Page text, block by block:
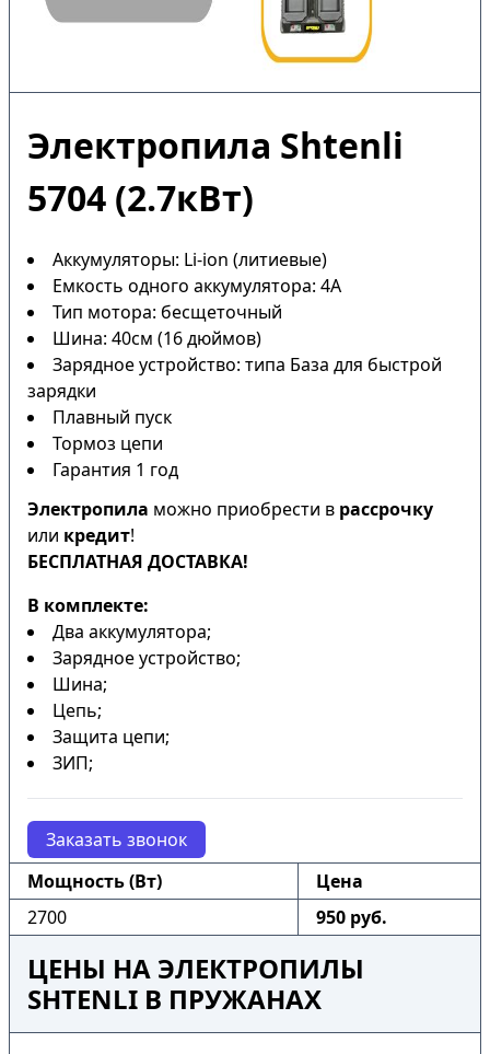
Электропила Shtenli
5704 (2.7кВт)
Аккумуляторы: Li-ion (литиевые)
Емкость одного аккумулятора: 4А
Тип мотора: бесщеточный
Шина: 40см (16 дюймов)
Зарядное устройство: типа База для быстрой
зарядки
Плавный пуск
Тормоз цепи
Гарантия 1 год
Электропила можно приобрести в рассрочку
или кредит!
БЕСПЛАТНАЯ ДОСТАВКА!
В комплекте:
Два аккумулятора;
Зарядное устройство;
Шина;
Цепь;
Защита цепи;
ЗИП;
Заказать звонок
Мощность (Вт)
Цена
2700
950 руб.
ЦЕНЫ НА ЭЛЕКТРОПИЛЫ
SHTENLI В ПРУЖАНАХ